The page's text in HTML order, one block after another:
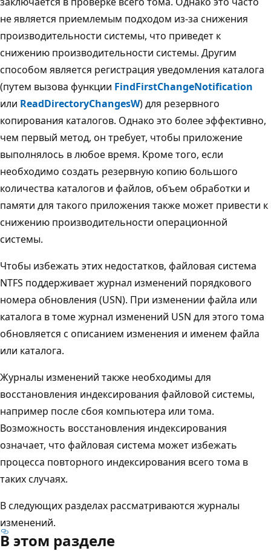
не является приемлемым подходом из-за снижения
производительности системы, что приведет к
снижению производительности системы. Другим
способом является регистрация уведомления каталога
(путем вызова функции FindFirstChangeNotification
или ReadDirectoryChangesW) для резервного
копирования каталогов. Однако это более эффективно,
чем первый метод, он требует, чтобы приложение
выполнялось в любое время. Кроме того, если
необходимо создать резервную копию большого
количества каталогов и файлов, объем обработки и
памяти для такого приложения также может привести к
снижению производительности операционной
системы.
Чтобы избежать этих недостатков, файловая система
NTFS поддерживает журнал изменений порядкового
номера обновления (USN). При изменении файла или
каталога в томе журнал изменений USN для этого тома
обновляется с описанием изменения и именем файла
или каталога.
Журналы изменений также необходимы для
восстановления индексирования файловой системы,
например после сбоя компьютера или тома.
Возможность восстановления индексирования
означает, что файловая система может избежать
процесса повторного индексирования всего тома в
таких случаях.
В следующих разделах рассматриваются журналы
изменений.
В этом разделе